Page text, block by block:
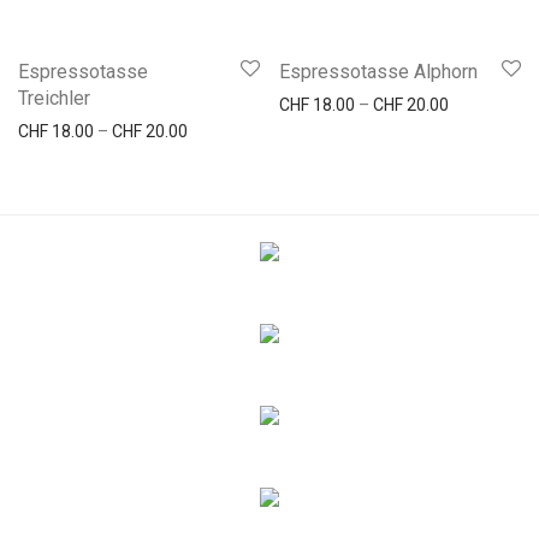
Espressotasse
Treichler
CHF 18.00 – CHF20.00
Espressotasse Alphorn
CHF 18.00 – CHF20.00